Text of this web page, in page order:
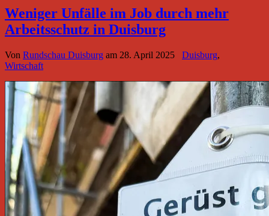
Weniger Unfälle im Job durch mehr
Arbeitsschutz in Duisburg
Von Rundschau Duisburg am 28. April 2025 Duisburg,
Wirtschaft